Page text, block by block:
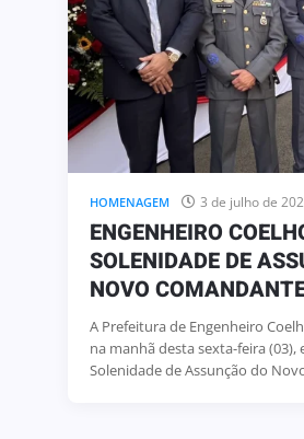
HOMENAGEM 3 de julho de
ENGENHEIRO
SOLENIDADE DE
NOVO
A Prefeitura de Engenheiro
na manhã desta sexta-feira (03),
Solenidade de Assunção do